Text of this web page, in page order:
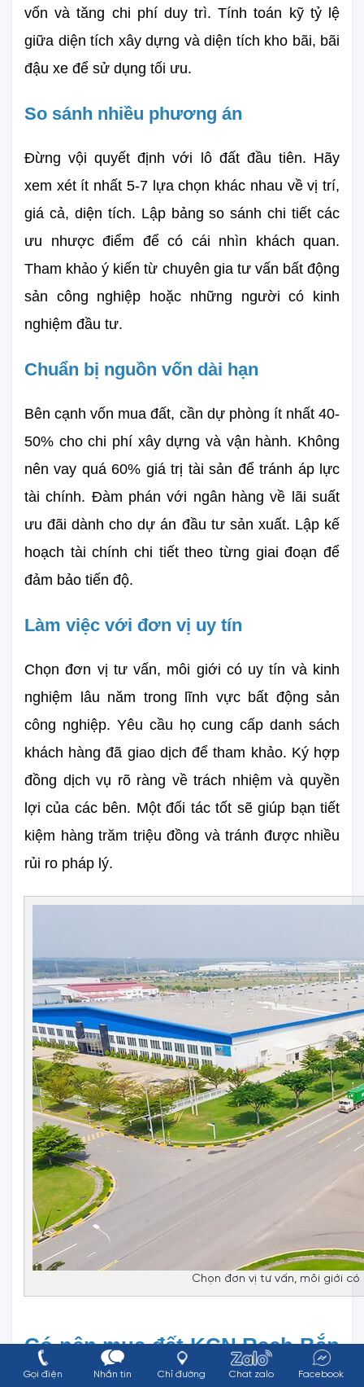
vốn và tăng chi phí duy trì. Tính toán kỹ tỷ lệ
giữa diện tích xây dựng và diện tích kho bãi, bãi
đậu xe để sử dụng tối ưu.
So sánh nhiều phương án
Đừng vội quyết định với lô đất đầu tiên. Hãy
xem xét ít nhất 5-7 lựa chọn khác nhau về vị trí,
giá cả, diện tích. Lập bảng so sánh chi tiết các
ưu nhược điểm để có cái nhìn khách quan.
Tham khảo ý kiến từ chuyên gia tư vấn bất động
sản công nghiệp hoặc những người có kinh
nghiệm đầu tư.
Chuẩn bị nguồn vốn dài hạn
Bên cạnh vốn mua đất, cần dự phòng ít nhất 40-
50% cho chi phí xây dựng và vận hành. Không
nên vay quá 60% giá trị tài sản để tránh áp lực
tài chính. Đàm phán với ngân hàng về lãi suất
ưu đãi dành cho dự án đầu tư sản xuất. Lập kế
hoạch tài chính chi tiết theo từng giai đoạn để
đảm bảo tiến độ.
Làm việc với đơn vị uy tín
Chọn đơn vị tư vấn, môi giới có uy tín và kinh
nghiệm lâu năm trong lĩnh vực bất động sản
công nghiệp. Yêu cầu họ cung cấp danh sách
khách hàng đã giao dịch để tham khảo. Ký hợp
đồng dịch vụ rõ ràng về trách nhiệm và quyền
lợi của các bên. Một đối tác tốt sẽ giúp bạn tiết
kiệm hàng trăm triệu đồng và tránh được nhiều
rủi ro pháp lý.
Chọn đơn vị tư vấn, môi giới
Có nên mua đất KCN Rạch Bắp
Gọi điện Nhắn tin Chỉ đường Chat zalo Facebook